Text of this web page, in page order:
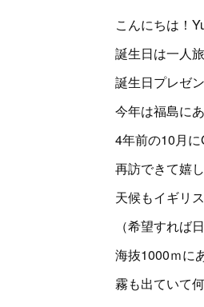
こんにちは！
誕生日は一人
誕生日プレゼ
今年は福島にあ
4年前の10月に
再訪できて嬉
天候もイギリ
（希望すれば
海抜1000ｍに
霧も出ていて